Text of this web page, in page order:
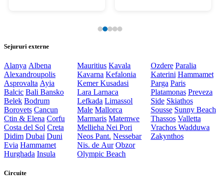
Sejururi externe
Alanya Albena
Alexandroupolis
Asprovalta Ayia
Balcic Bali Bansko
Belek Bodrum
Borovets Cancun
Ctin & Elena Corfu
Costa del Sol Creta
Didim Dubai Duni
Evia Hammamet
Hurghada Insula
Mauritius Kavala
Kavarna Kefalonia
KemerKusadasi
LaraLarnaca
Lefkada Limassol
Male Mallorca
Marmaris Matemwe
MelliehaNei Pori
Neos Pant. Nessebar
Nis. de Aur Obzor
Olympic Beach
Ozdere Paralia
Katerini Hammamet
Parga Paris
Platamonas Preveza
Side Skiathos
Sousse Sunny Beach
Thassos Valletta
Vrachos Wadduwa
Zakynthos
Circuite